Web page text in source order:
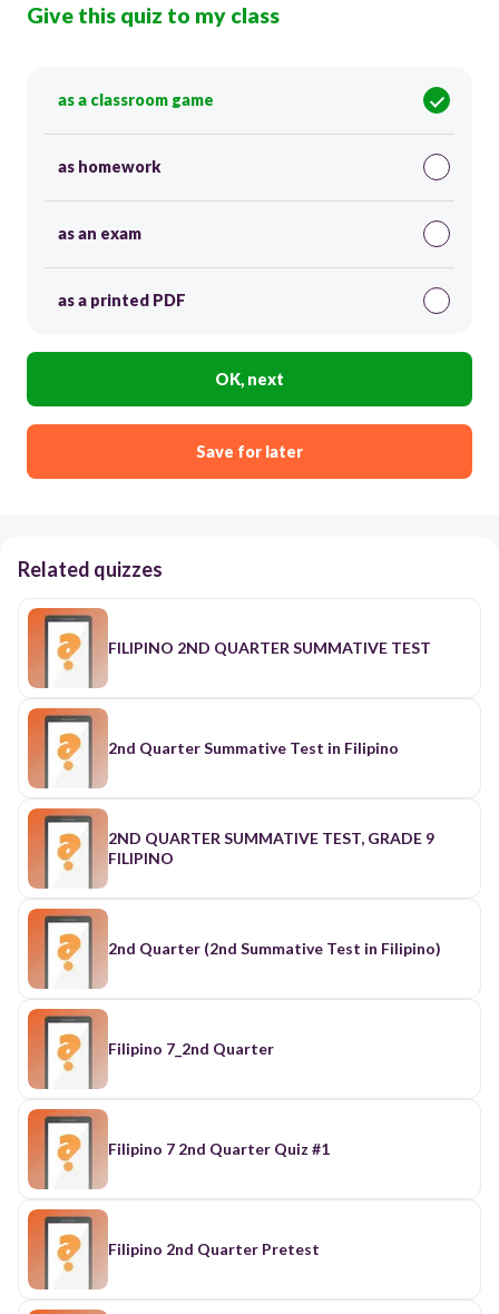
Give this quiz to my class
as a classroom game
as homework
as an exam
as a printed PDF
OK, next
Save for later
Related quizzes
FILIPINO 2ND QUARTER SUMMATIVE TEST
2nd Quarter Summative Test in Filipino
2ND QUARTER SUMMATIVE TEST, GRADE 9
FILIPINO
2nd Quarter (2nd Summative Test in Filipino)
Filipino 7_2nd Quarter
Filipino 7 2nd Quarter Quiz #1
Filipino 2nd Quarter Pretest